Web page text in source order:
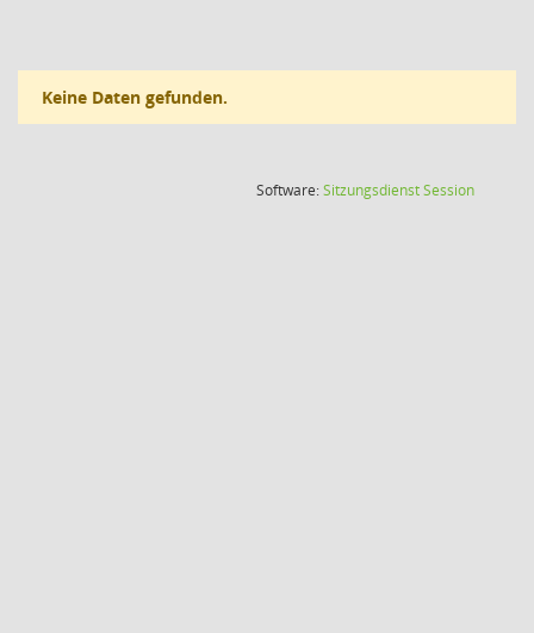
Keine Daten gefunden.
Software:SitzungsdienstSession(Wird in